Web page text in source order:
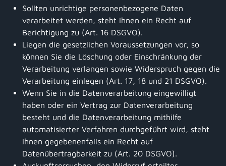
Sollten unrichtige personenbezogene Daten
verarbeitet werden, steht Ihnen ein Recht auf
Berichtigung zu (Art. 16 DSGVO).
Liegen die gesetzlichen Voraussetzungen vor, so
können Sie die Löschung oder Einschränkung der
Verarbeitung verlangen sowie Widerspruch gegen die
Verarbeitung einlegen (Art. 17, 18 und 21 DSGVO).
Wenn Sie in die Datenverarbeitung eingewilligt
haben oder ein Vertrag zur Datenverarbeitung
besteht und die Datenverarbeitung mithilfe
automatisierter Verfahren durchgeführt wird, steht
Ihnen gegebenenfalls ein Recht auf
Datenübertragbarkeit zu (Art. 20 DSGVO).